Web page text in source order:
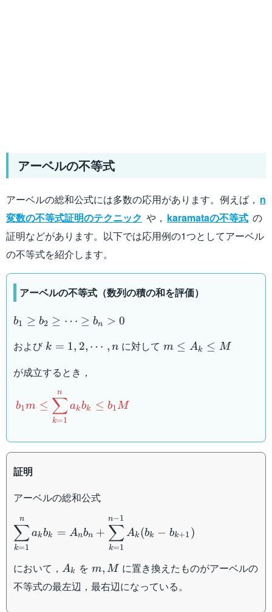
アーベルの不等式
アーベルの総和公式には多数の応用があります。例えば， n
変数の不等式証明のテクニック や， karamataの不等式 の
証明などがあります。以下では応用例の1つとしてアーベル
の不等式を紹介します。
アーベルの不等式（数列の積の和を評価）
b_1\geq
b_n>0
b1 ≥ b2 ≥ ⋯ ≥ bn > 0
および k=1,2,\cdots,n
k = 1, 2, ⋯ , n に対してm\leq
m ≤ Ak ≤ M
が成立するとき，
b_1m\leq
\displaystyle\sum_{k=1}^na_kb_k\leq
b1m ≤
k=1
∑
n
akbk ≤ b1M
証明
アーベルの総和公式
1}A_k(b_k-b_{k+1})
k=1
∑
n
akbk = Anbn +
k=1
∑
n−1
Ak (bk − bk+1 )
において， A_k
Ak を m,M
m, M に置き換えたものがアーベルの
不等式の最左辺，最右辺になっている。